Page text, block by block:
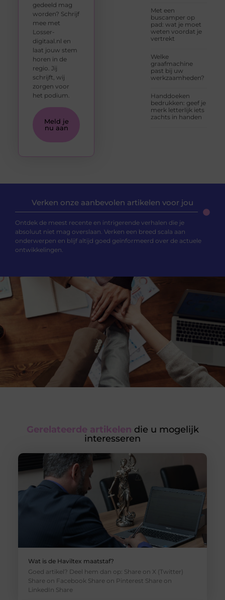
Met een
buscamper op
pad: wat je moet
weten voordat je
vertrekt
Welke
graafmachine
past bij uw
werkzaamheden?
Handdoeken
bedrukken: geef je
merk letterlijk iets
zachts in handen
gedeeld mag
worden? Schrijf
mee met
Losser-
digitaal.nl en
laat jouw stem
horen in de
regio. Jij
schrijft, wij
zorgen voor
het podium.
Meld je
nu aan
Verken onze aanbevolen artikelen voor jou
Ontdek de meest recente en intrigerende verhalen die je
absoluut niet mag overslaan. Verken een breed scala aan
onderwerpen en blijf altijd goed geïnformeerd over de actuele
ontwikkelingen.
Gerelateerde artikelen die u mogelijk
interesseren
Wat is de Haviltex maatstaf?
Goed artikel? Deel hem dan op: Share on X (Twitter)
Share on Facebook Share on Pinterest Share on
LinkedIn Share